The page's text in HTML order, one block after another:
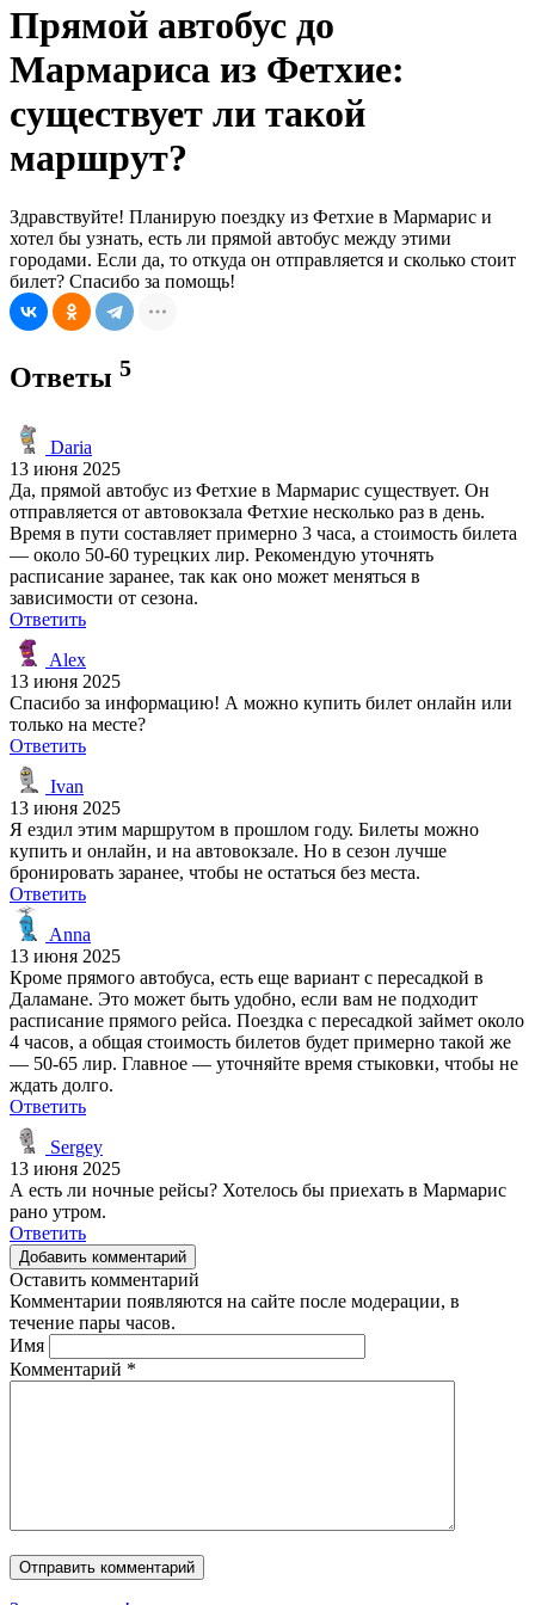
Прямой автобус до
Мармариса из Фетхие:
существует ли такой
маршрут?
Здравствуйте! Планирую поездку из Фетхие в Мармарис и
хотел бы узнать, есть ли прямой автобус между этими
городами. Если да, то откуда он отправляется и сколько стоит
билет? Спасибо за помощь!
Ответы 5
Daria
13 июня 2025
Да, прямой автобус из Фетхие в Мармарис существует. Он
отправляется от автовокзала Фетхие несколько раз в день.
Время в пути составляет примерно 3 часа, а стоимость билета
— около 50-60 турецких лир. Рекомендую уточнять
расписание заранее, так как оно может меняться в
зависимости от сезона.
Ответить
Alex
13 июня 2025
Спасибо за информацию! А можно купить билет онлайн или
только на месте?
Ответить
Ivan
13 июня 2025
Я ездил этим маршрутом в прошлом году. Билеты можно
купить и онлайн, и на автовокзале. Но в сезон лучше
бронировать заранее, чтобы не остаться без места.
Ответить
Anna
13 июня 2025
Кроме прямого автобуса, есть еще вариант с пересадкой в
Даламане. Это может быть удобно, если вам не подходит
расписание прямого рейса. Поездка с пересадкой займет около
4 часов, а общая стоимость билетов будет примерно такой же
— 50-65 лир. Главное — уточняйте время стыковки, чтобы не
ждать долго.
Ответить
Sergey
13 июня 2025
А есть ли ночные рейсы? Хотелось бы приехать в Мармарис
рано утром.
Ответить
Добавить комментарий
Оставить комментарий
Комментарии появляются на сайте после модерации, в
течение пары часов.
Имя
Комментарий *